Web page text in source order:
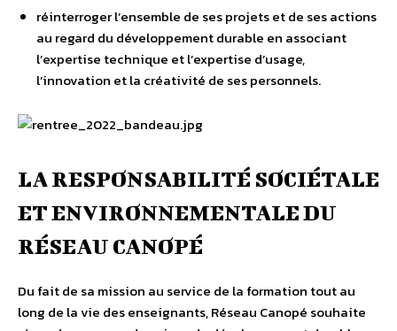
réinterroger l’ensemble de ses projets et de ses actions
au regard du développement durable en associant
l’expertise technique et l’expertise d’usage,
l’innovation et la créativité de ses personnels.
LA RESPONSABILITÉ SOCIÉTALE
ET ENVIRONNEMENTALE DU
RÉSEAU CANOPÉ
Du fait de sa mission au service de la formation tout au
long de la vie des enseignants, Réseau Canopé souhaite